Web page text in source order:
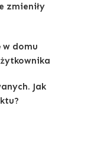
zmieniły
w domu
Jak